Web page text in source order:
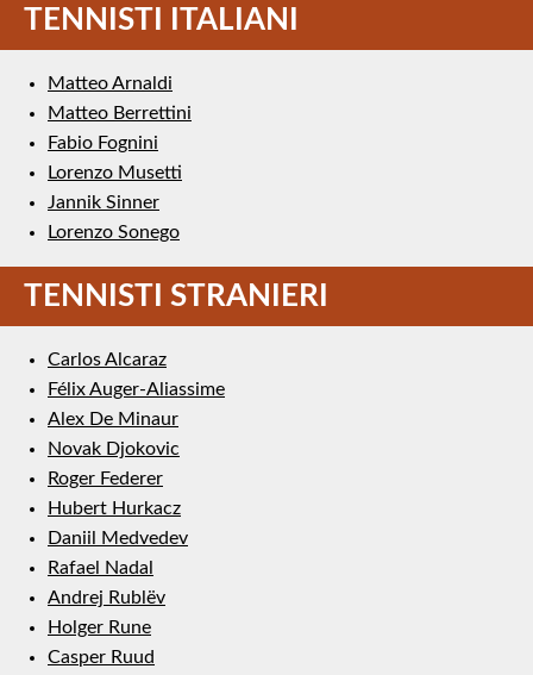
TENNISTI ITALIANI
Matteo Arnaldi
Matteo Berrettini
Fabio Fognini
Lorenzo Musetti
Jannik Sinner
Lorenzo Sonego
TENNISTI STRANIERI
Carlos Alcaraz
Félix Auger-Aliassime
Alex De Minaur
Novak Djokovic
Roger Federer
Hubert Hurkacz
Daniil Medvedev
Rafael Nadal
Andrej Rublëv
Holger Rune
Casper Ruud